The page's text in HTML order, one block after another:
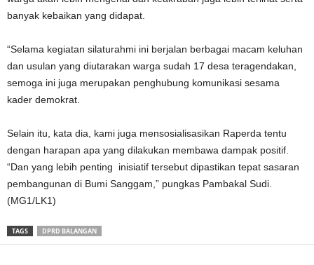
banyak kebaikan yang didapat.
“Selama kegiatan silaturahmi ini berjalan berbagai macam keluhan
dan usulan yang diutarakan warga sudah 17 desa teragendakan,
semoga ini juga merupakan penghubung komunikasi sesama
kader demokrat.
Selain itu, kata dia, kami juga mensosialisasikan Raperda tentu
dengan harapan apa yang dilakukan membawa dampak positif.
“Dan yang lebih penting inisiatif tersebut dipastikan tepat sasaran
pembangunan di Bumi Sanggam,” pungkas Pambakal Sudi.
(MG1/LK1)
TAGS DPRD BALANGAN